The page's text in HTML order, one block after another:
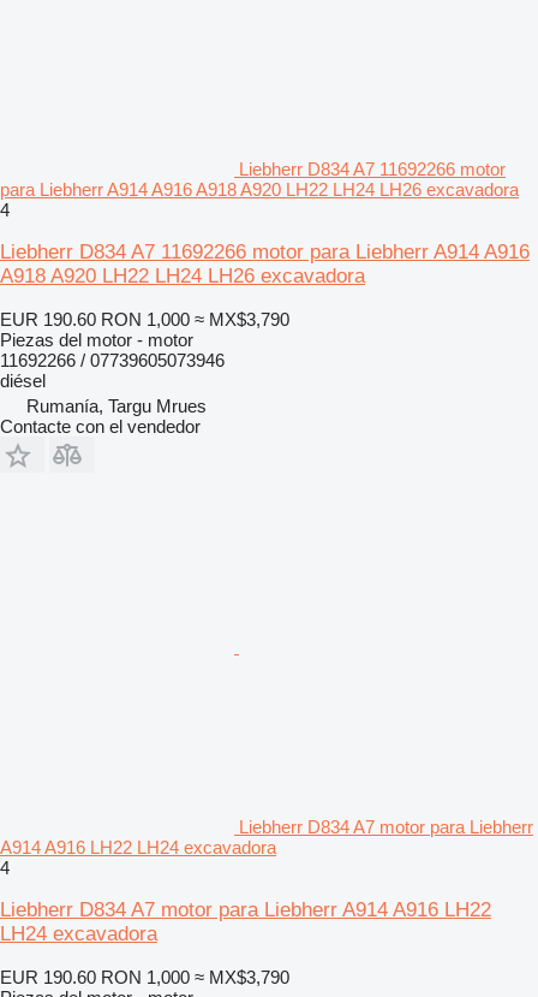
Liebherr D834 A7 11692266 motor
para Liebherr A914 A916 A918 A920 LH22 LH24 LH26 excavadora
4
Liebherr D834 A7 11692266 motor para Liebherr A914 A916
A918 A920 LH22 LH24 LH26 excavadora
EUR 190.60 RON 1,000 ≈ MX$3,790
Piezas del motor - motor
11692266 / 07739605073946
diésel
Rumanía, Targu Mrues
Contacte con el vendedor
Liebherr D834 A7 motor para Liebherr
A914 A916 LH22 LH24 excavadora
4
Liebherr D834 A7 motor para Liebherr A914 A916 LH22
LH24 excavadora
EUR 190.60 RON 1,000 ≈ MX$3,790